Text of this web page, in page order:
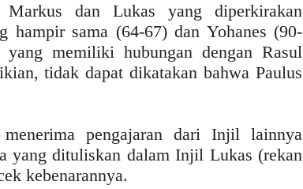
dan Lukas yang diperkirakan
hampir sama (64-67) dan Yohanes (90-
memiliki hubungan dengan Rasul
tidak dapat dikatakan bahwa Paulus
pengajaran dari Injil lainnya
yang dituliskan dalam Injil Lukas (rekan
kebenarannya.